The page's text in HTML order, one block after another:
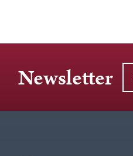
Newsletter